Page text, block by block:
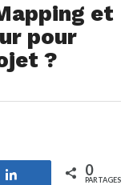
et
pour
?
Partagez 0
PARTAGES